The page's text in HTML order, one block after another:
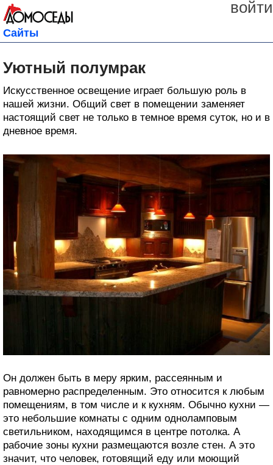
войти
Сайты
Уютный полумрак
Искусственное освещение играет большую роль в
нашей жизни. Общий свет в помещении заменяет
настоящий свет не только в темное время суток, но и в
дневное время.
Он должен быть в меру ярким, рассеянным и
равномерно распределенным. Это относится к любым
помещениям, в том числе и к кухням. Обычно кухни —
это небольшие комнаты с одним одноламповым
светильником, находящимся в центре потолка. А
рабочие зоны кухни размещаются возле стен. А это
значит, что человек, готовящий еду или моющий